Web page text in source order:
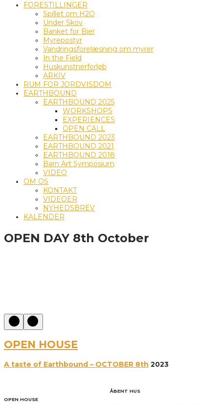
FORESTILLINGER
Spillet om H2O
Under Skov
Banket for Bier
Myrepostyr
Vandringsforelæsning om myrer
In the Field
Huskunstnerforløb
ARKIV
RUM FOR JORDVISDOM
EARTHBOUND
EARTHBOUND 2025
WORKSHOPS
EXPERIENCES
OPEN CALL
EARTHBOUND 2023
EARTHBOUND 2021
EARTHBOUND 2018
Barn Art Symposium
VIDEO
OM OS
KONTAKT
VIDEOER
NYHEDSBREV
KALENDER
OPEN DAY 8th October
OPEN HOUSE
A taste of Earthbound – OCTOBER 8th 2023
OPEN HOUSE
ÅBENT HUS